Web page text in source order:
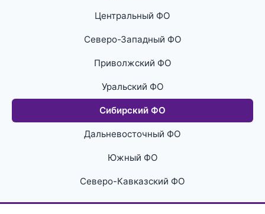
Центральный ФО
Северо-Западный ФО
Приволжский ФО
Уральский ФО
Сибирский ФО
Дальневосточный ФО
Южный ФО
Северо-Кавказский ФО